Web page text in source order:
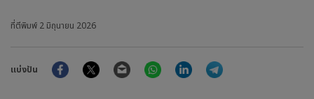
ที่ตีพิมพ์ 2 มิถุนายน 2026
แบ่งปัน
FacebookTwitter Email WhatsAppLinkedIn